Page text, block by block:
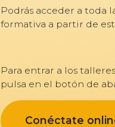
Podrás acceder a toda
formativa a partir de
Para entrar a los
pulsa en el botón de
Conéctate